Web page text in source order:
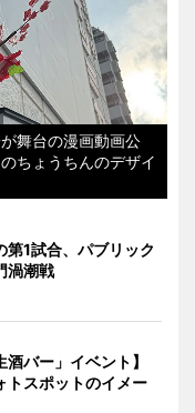
舞台の漫画動画公
ちょうちんのデザイ
1試合、パブリック
渦潮戦
酒バー」イベント】
トスポットのイメー